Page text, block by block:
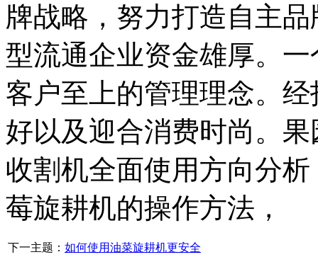
牌战略，努力打造自主
型流通企业资金雄厚。
客户至上的管理理念。
好以及迎合消费时尚。
收割机全面使用方向分
莓旋耕机的操作方法，
下一主题： 如何使用油菜旋耕机更安全